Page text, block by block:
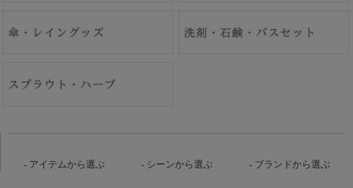
アイテムから選ぶ シーンから選ぶ ブランドから選ぶ